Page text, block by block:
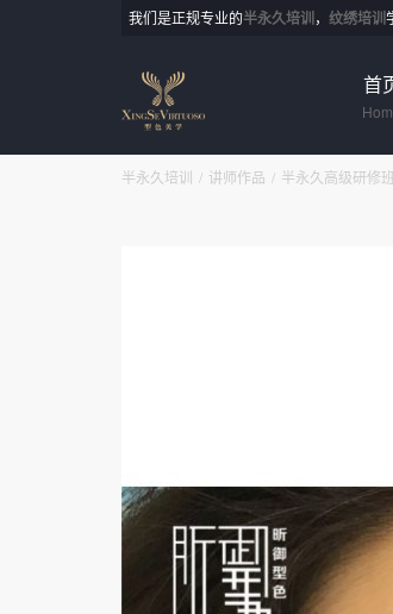
我们是正规专业的半永久培训， 纹绣培训
首
半永久培训 讲师作品 半永久高级研修班